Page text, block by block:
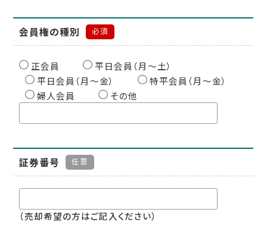
会員権の種別 必須
正会員
平日会員（月〜土）
平日会員（月〜金）
特平会員（月〜金）
婦人会員
その他
証券番号 任意
（売却希望の方はご記入ください）